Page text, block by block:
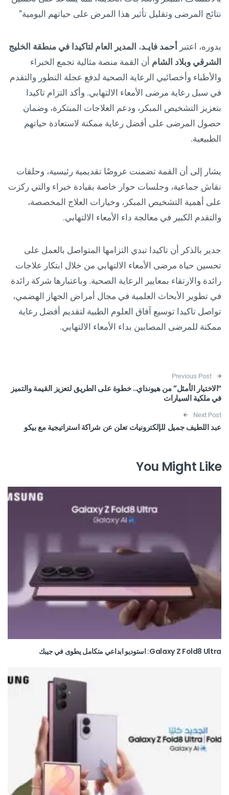
نتائج المرضى وتقليل تأثير هذا المرض على حياتهم اليومية”
بدوره، اعتبر أحمد فايـد، المدير العام لتاكيدا في منطقة الخليج
الشرقي وبلاد الشام أن القمة منصة مثالية تجمع الخبراء
والأطباء وأخصائيي الرعاية الصحية لدفع عجلة التطور والتقدم
في سبل رعاية مرضى الأمعاء الالتهابي. وأكد التزام تاكيدا
بتعزيز التشخيص المبكر، ودعم العلاجات المبتكرة، وضمان
حصول المرضى على أفضل رعاية ممكنة لاستعادة حياتهم
الطبيعية.
يشار إلى أن القمة تضمنت عروضًا تقديمية رئيسية، وحلقات
نقاش جماعية، وجلسات حوار خاصة بقيادة خبراء والتي ركزت
على أهمية التشخيص المبكر، وخيارات العلاج المخصصة،
والتقدم الكبير في معالجة داء الأمعاء الالتهابي.
جدير بالذكر أن تاكيدا تبدي التزامها المتواصل بالعمل على
تحسين حياة مرضى الأمعاء الالتهابي من خلال ابتكار علاجات
رائدة والارتقاء بمعايير الرعاية الصحية. وباعتبارها شركة رائدة
في تطوير الأبحاث العلمية في مجال أمراض الجهاز الهضمي،
تواصل تاكيدا توسيع آفاق العلوم الطبية لتقديم أفضل رعاية
ممكنة للمرضى المصابين بداء الأمعاء الالتهابي.
Post navigation
Previous Post
“الاختيار الأمثل” من هيونداي.. خطوة على الطريق لتعزيز القيمة والتميز
في ملكية السيارات
Next Post
عبد اللطيف جميل للإلكترونيات تعلن عن شراكة استراتيجية مع بيكو
You Might Like
Galaxy Z Fold8 Ultra: استوديو ابداعي متكامل يطوى في جيبك